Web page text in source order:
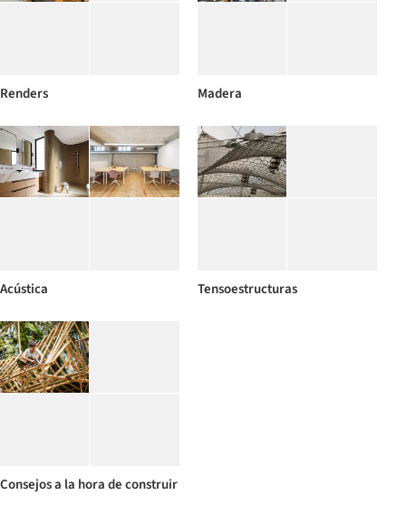
Renders Madera
Acústica Tensoestructuras
Consejos a la hora de construir